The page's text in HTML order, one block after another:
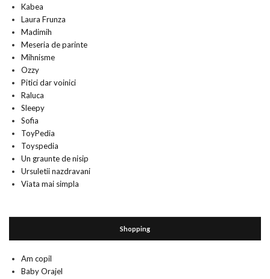
Kabea
Laura Frunza
Madimih
Meseria de parinte
Mihnisme
Ozzy
Pitici dar voinici
Raluca
Sleepy
Sofia
ToyPedia
Toyspedia
Un graunte de nisip
Ursuletii nazdravani
Viata mai simpla
Shopping
Am copil
Baby Orajel